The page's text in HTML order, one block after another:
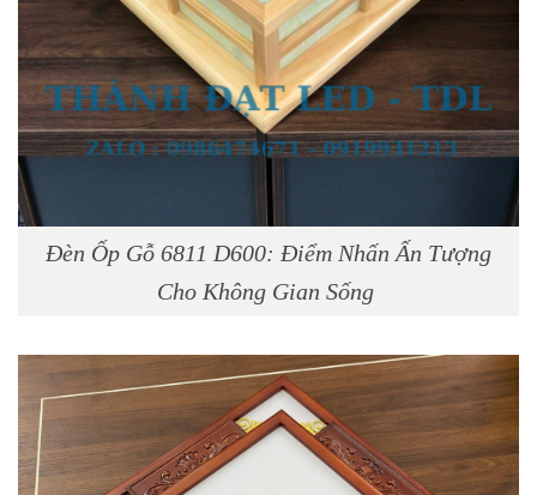
Đèn Ốp Gỗ 6811 D600: Điểm Nhấn Ấn Tượng
Cho Không Gian Sống